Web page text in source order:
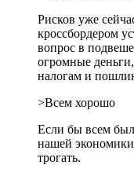
Рисков уже
кроссбордером
вопрос в
огромные
налогам и
>Всем хорошо
Если бы всем
нашей
трогать.